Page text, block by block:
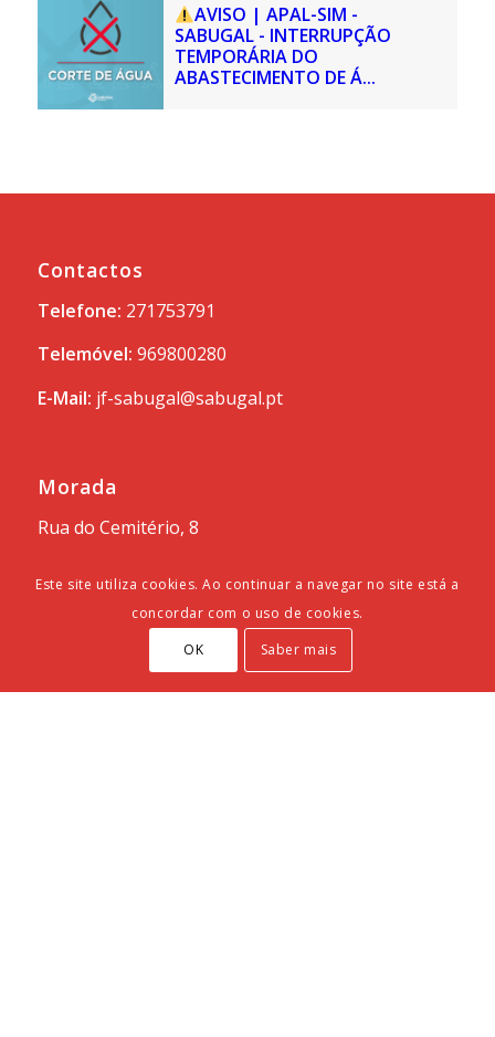
AVISO | APAL-SIM -
SABUGAL - INTERRUPÇÃO
TEMPORÁRIA DO
ABASTECIMENTO DE Á...
Contactos
Telefone: 271753791
Telemóvel: 969800280
E-Mail: jf-sabugal@sabugal.pt
Morada
Rua do Cemitério, 8
Este site utiliza cookies. Ao continuar a navegar no site está a
concordar com o uso de cookies.
OK
Saber mais